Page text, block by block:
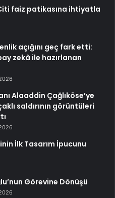
Citi faiz patikasına ihtiyatla
açığını geç fark etti:
zekâ ile hazırlanan
Alaaddin Çağlıköse’ye
saldırının görüntüleri
İlk Tasarım İpucunu
Görevine Dönüşü